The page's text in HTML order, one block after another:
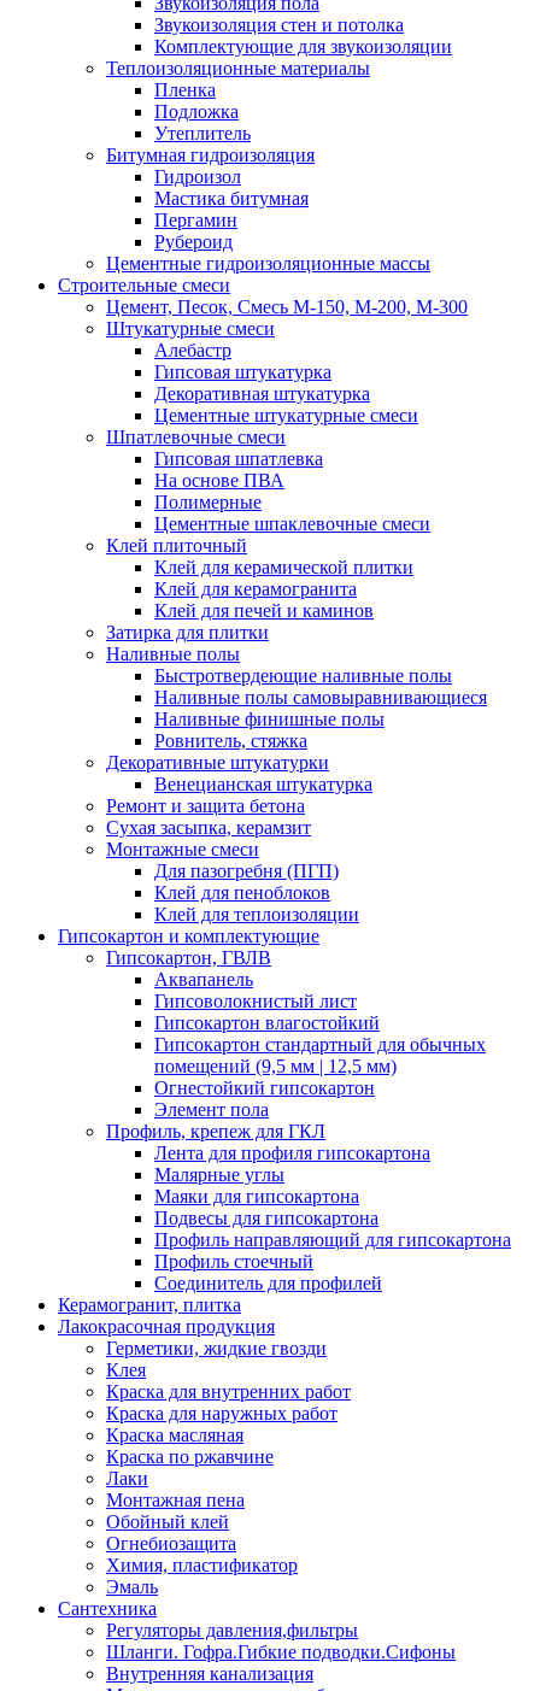
Звукоизоляция стен и потолка
Комплектующие для звукоизоляции
Теплоизоляционные материалы
Пленка
Подложка
Утеплитель
Битумная гидроизоляция
Гидроизол
Мастика битумная
Пергамин
Рубероид
Цементные гидроизоляционные массы
Строительные смеси
Цемент, Песок, Смесь М-150, М-200, М-300
Штукатурные смеси
Алебастр
Гипсовая штукатурка
Декоративная штукатурка
Цементные штукатурные смеси
Шпатлевочные смеси
Гипсовая шпатлевка
На основе ПВА
Полимерные
Цементные шпаклевочные смеси
Клей плиточный
Клей для керамической плитки
Клей для керамогранита
Клей для печей и каминов
Затирка для плитки
Наливные полы
Быстротвердеющие наливные полы
Наливные полы самовыравнивающиеся
Наливные финишные полы
Ровнитель, стяжка
Декоративные штукатурки
Венецианская штукатурка
Ремонт и защита бетона
Сухая засыпка, керамзит
Монтажные смеси
Для пазогребня (ПГП)
Клей для пеноблоков
Клей для теплоизоляции
Гипсокартон и комплектующие
Гипсокартон, ГВЛВ
Аквапанель
Гипсоволокнистый лист
Гипсокартон влагостойкий
Гипсокартон стандартный для обычных
помещений (9,5 мм | 12,5 мм)
Огнестойкий гипсокартон
Элемент пола
Профиль, крепеж для ГКЛ
Лента для профиля гипсокартона
Малярные углы
Маяки для гипсокартона
Подвесы для гипсокартона
Профиль направляющий для гипсокартона
Профиль стоечный
Соединитель для профилей
Керамогранит, плитка
Лакокрасочная продукция
Герметики, жидкие гвозди
Клея
Краска для внутренних работ
Краска для наружных работ
Краска масляная
Краска по ржавчине
Лаки
Монтажная пена
Обойный клей
Огнебиозащита
Химия, пластификатор
Эмаль
Сантехника
Регуляторы давления,фильтры
Шланги. Гофра.Гибкие подводки.Сифоны
Внутренняя канализация